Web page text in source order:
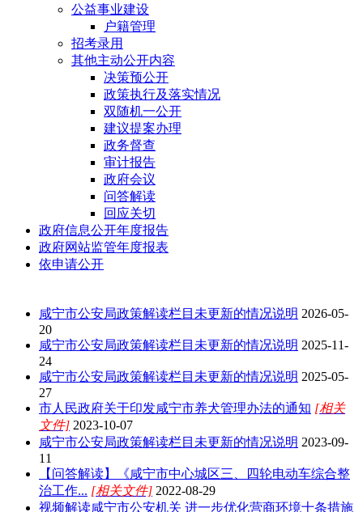
公益事业建设
户籍管理
招考录用
其他主动公开内容
决策预公开
政策执行及落实情况
双随机一公开
建议提案办理
政务督查
审计报告
政府会议
问答解读
回应关切
政府信息公开年度报告
政府网站监管年度报表
依申请公开
咸宁市公安局政策解读栏目未更新的情况说明 2026-05-
20
咸宁市公安局政策解读栏目未更新的情况说明 2025-11-
24
咸宁市公安局政策解读栏目未更新的情况说明 2025-05-
27
市人民政府关于印发咸宁市养犬管理办法的通知 [相关
文件] 2023-10-07
咸宁市公安局政策解读栏目未更新的情况说明 2023-09-
11
【问答解读】《咸宁市中心城区三、四轮电动车综合整
治工作... [相关文件] 2022-08-29
视频解读咸宁市公安机关 进一步优化营商环境十条措施